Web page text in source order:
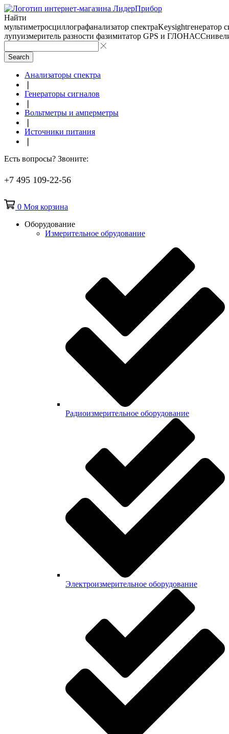
Найти
мультиметросциллографанализатор спектраKeysightгенератор
лупуизмеритель разности фазимитатор GPS и ГЛОНАСС
Search
Анализаторы спектра
Генераторы сигналов
Вольтметры и амперметры
Источники питания
Есть вопросы? Звоните:
+7 495 109-22-56
0 Моя корзина
Оборудование
Измерительное обрудование
Радиоизмерительное оборудование
Электроизмерительное оборудование